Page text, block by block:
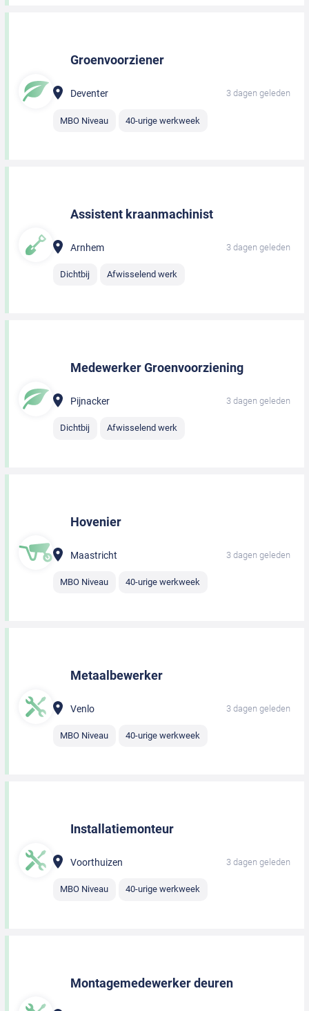
Groenvoorziener
Deventer 3 dagen geleden
MBO Niveau 40-urige werkweek
Assistent kraanmachinist
Arnhem 3 dagen geleden
Dichtbij Afwisselend werk
Medewerker Groenvoorziening
Pijnacker 3 dagen geleden
Dichtbij Afwisselend werk
Hovenier
Maastricht 3 dagen geleden
MBO Niveau 40-urige werkweek
Metaalbewerker
Venlo 3 dagen geleden
MBO Niveau 40-urige werkweek
Installatiemonteur
Voorthuizen 3 dagen geleden
MBO Niveau 40-urige werkweek
Montagemedewerker deuren